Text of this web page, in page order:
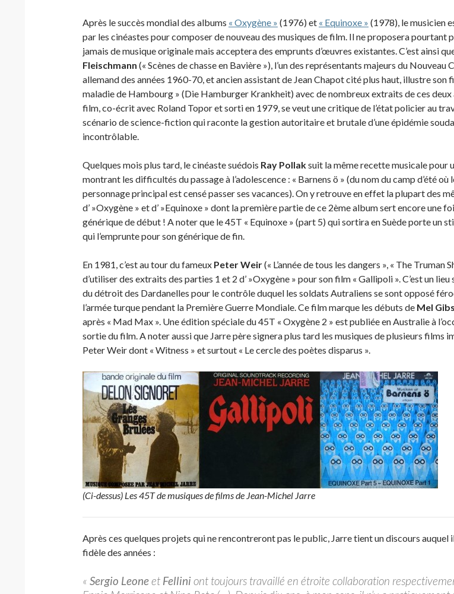
Après le succès mondial des albums « Oxygène » (1976) et « Equinoxe » (1978), le musicien
par les cinéastes pour composer de nouveau des musiques de film. Il ne proposera pourtant
jamais de musique originale mais acceptera des emprunts d’œuvres existantes. C’est ainsi
Fleischmann (« Scènes de chasse en Bavière »), l’un des représentants majeurs du Nouveau
allemand des années 1960-70, et ancien assistant de Jean Chapot cité plus haut, illustre son
maladie de Hambourg » (Die Hamburger Krankheit) avec de nombreux extraits de ces deux
film, co-écrit avec Roland Topor et sorti en 1979, se veut une critique de l’état policier au
scénario de science-fiction qui raconte la gestion autoritaire et brutale d’une épidémie
incontrôlable.
Quelques mois plus tard, le cinéaste suédois Ray Pollaksuit la même recette musicale pour
montrant les difficultés du passage à l’adolescence : « Barnens ö » (du nom du camp d’été où
personnage principal est censé passer ses vacances). On y retrouve en effet la plupart des
d’ »Oxygène » et d’ »Equinoxe » dont la première partie de ce 2ème album sert encore une
générique de début ! A noter que le 45T « Equinoxe » (part 5) qui sortira en Suède porte un
qui l’emprunte pour son générique de fin.
En 1981, c’est au tour du fameux Peter Weir(« L’année de tous les dangers », « The Truman
d’utiliser des extraits des parties 1 et 2 d’ »Oxygène » pour son film « Gallipoli ». C’est un
du détroit des Dardanelles pour le contrôle duquel les soldats Autraliens se sont opposé
l’armée turque pendant la Première Guerre Mondiale. Ce film marque les débuts de Mel
après « Mad Max ». Une édition spéciale du 45T « Oxygène 2 » est publiée en Australie à
sortie du film. A noter aussi que Jarre père signera plus tard les musiques de plusieurs films
Peter Weir dont « Witness » et surtout « Le cercle des poètes disparus ».
(Ci-dessus) Les 45T de musiques de films de Jean-Michel Jarre
Après ces quelques projets qui ne rencontreront pas le public, Jarre tient un discours auquel
fidèle des années :
« Sergio Leoneet Felliniont toujours travaillé en étroite collaboration